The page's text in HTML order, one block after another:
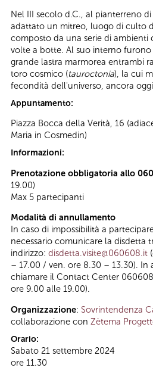
Nel III secolo d.C., al pianterreno
adattato un mitreo, luogo di culto
composto da una serie di
volte a botte. Al suo interno
grande lastra marmorea entrambi
toro cosmico (tauroctonia), la cui
fecondità dell'universo, ancora
Appuntamento:
Piazza Bocca della Verità, 16
Maria in Cosmedin)
Informazioni:
Prenotazione obbligatoria allo
19.00)
Max 5 partecipanti
Modalità di annullamento
In caso di impossibilità a
necessario comunicare la disdetta
indirizzo: disdetta.visite@060608.it
– 17.00 / ven. ore 8.30 – 13.30). In
chiamare il Contact Center
ore 9.00 alle 19.00).
Organizzazione: Sovrintendenza
collaborazione con Zètema
Orario:
Sabato 21 settembre 2024
ore 11.30